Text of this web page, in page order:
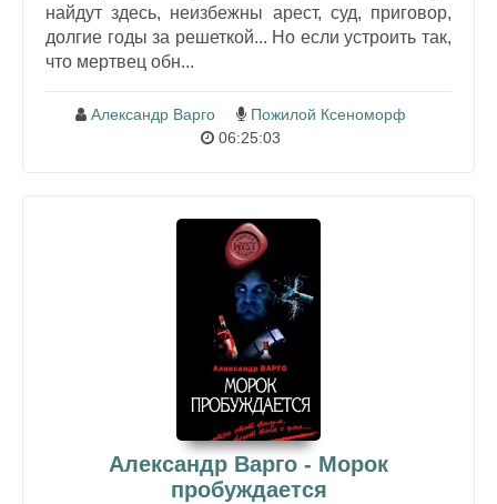
найдут здесь, неизбежны арест, суд, приговор,
долгие годы за решеткой... Но если устроить так,
что мертвец обн...
Александр Варго
Пожилой Ксеноморф
06:25:03
Александр Варго - Морок
пробуждается